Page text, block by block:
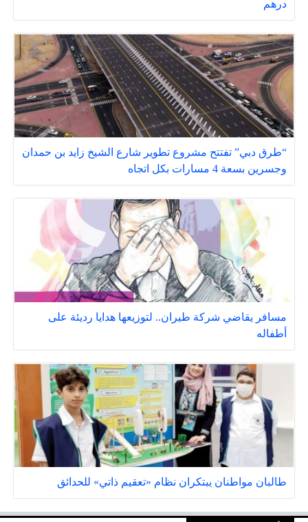
درهم
“طرق دبي” تفتتح مشروع تطوير شارع الشيخ زايد بن حمدان
وجسرين بسعة 4 مسارات بكل اتجاه
مسافر يقاضي شركة طيران.. لتوزيعها هدايا رديئة على
أطفاله
طالبان مواطنان يبتكران نظام «تعقيم ذاتي» للحدائق